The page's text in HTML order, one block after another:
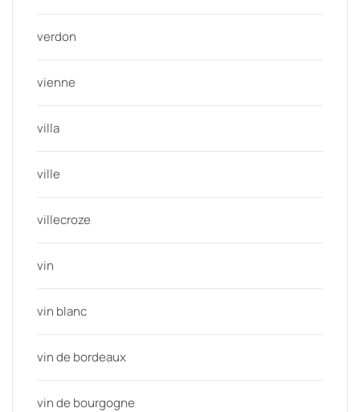
verdon
vienne
villa
ville
villecroze
vin
vin blanc
vin de bordeaux
vin de bourgogne